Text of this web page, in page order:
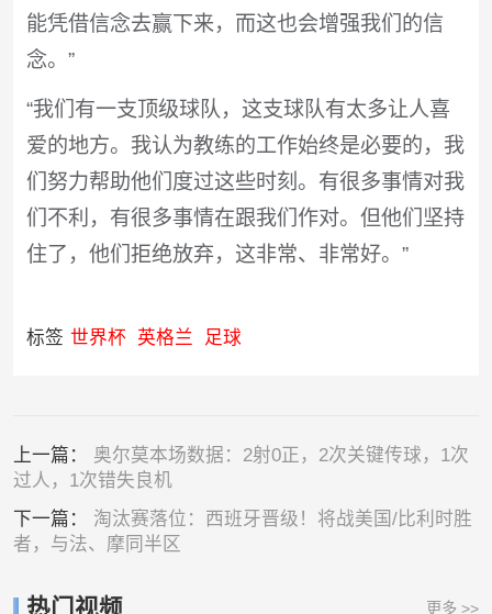
能凭借信念去赢下来，而这也会增强我们的信
念。”
“我们有一支顶级球队，这支球队有太多让人喜
爱的地方。我认为教练的工作始终是必要的，我
们努力帮助他们度过这些时刻。有很多事情对我
们不利，有很多事情在跟我们作对。但他们坚持
住了，他们拒绝放弃，这非常、非常好。”
标签 世界杯 英格兰 足球
上一篇： 奥尔莫本场数据：2射0正，2次关键传球，1次
过人，1次错失良机
下一篇： 淘汰赛落位：西班牙晋级！将战美国/比利时胜
者，与法、摩同半区
热门视频 更多 >>